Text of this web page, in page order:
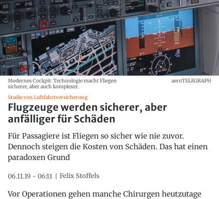
Modernes Cockpit: Technologie macht Fliegen
sicherer, aber auch komplexer.
aeroTELEGRAPH
Studie von Luftfahrtversicherung
Flugzeuge werden sicherer, aber
anfälliger für Schäden
Für Passagiere ist Fliegen so sicher wie nie zuvor.
Dennoch steigen die Kosten von Schäden. Das hat einen
paradoxen Grund
06.11.19 - 06:11 Felix Stoffels
Vor Operationen gehen manche Chirurgen heutzutage